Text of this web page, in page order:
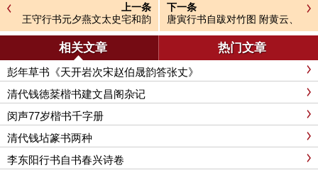
上一条
王守行书元夕燕文太史宅和韵
下一条
唐寅行书自跋对竹图 附黄云、
都穆跋
相关文章 热门文章
彭年草书《天开岩次宋赵伯晟韵答张丈》
清代钱徳棻楷书建文昌阁杂记
闵声77岁楷书千字册
清代钱坫篆书两种
李东阳行书自书春兴诗卷